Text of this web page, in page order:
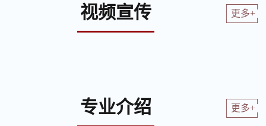
视频宣传 更多+
专业介绍 更多+